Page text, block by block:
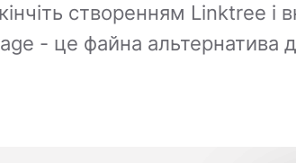
створенням Linktree і
- це файна альтернатива